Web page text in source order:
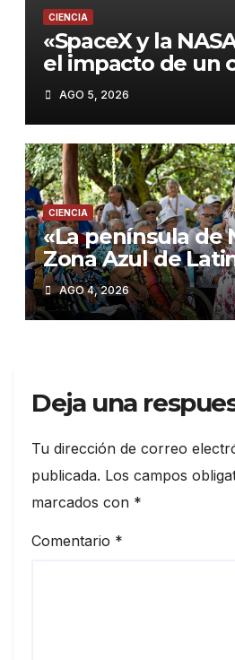
CIENCIA
«SpaceX y la
el impacto de un
contra la Luna este
miércoles»
AGO 5, 2026
CIENCIA
«La península de
Zona Azul de
sus claves para
larga»
AGO 4, 2026
Deja una
Tu dirección de correo
publicada. Los campos
marcados con *
Comentario *